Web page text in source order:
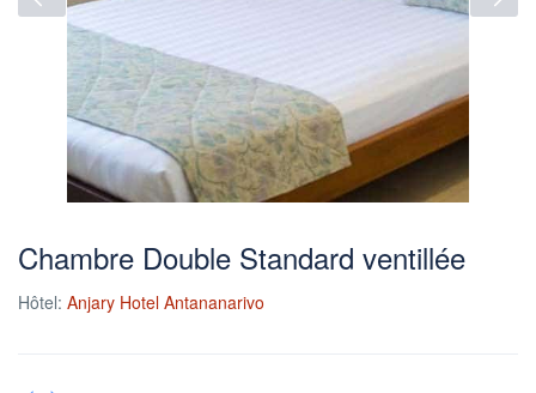
Chambre Double Standard ventillée
Hôtel: Anjary Hotel Antananarivo